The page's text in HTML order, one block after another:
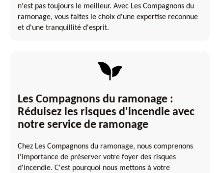
n'est pas toujours le meilleur. Avec Les Compagnons du
ramonage, vous faites le choix d'une expertise reconnue
et d'une tranquillité d'esprit.
Les Compagnons du ramonage :
Réduisez les risques d'incendie avec
notre service de ramonage
Chez Les Compagnons du ramonage, nous comprenons
l'importance de préserver votre foyer des risques
d'incendie. C'est pourquoi nous mettons à votre